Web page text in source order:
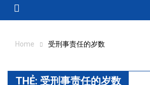
Home 受刑事责任的岁数
THẺ: 受刑事责任的岁数